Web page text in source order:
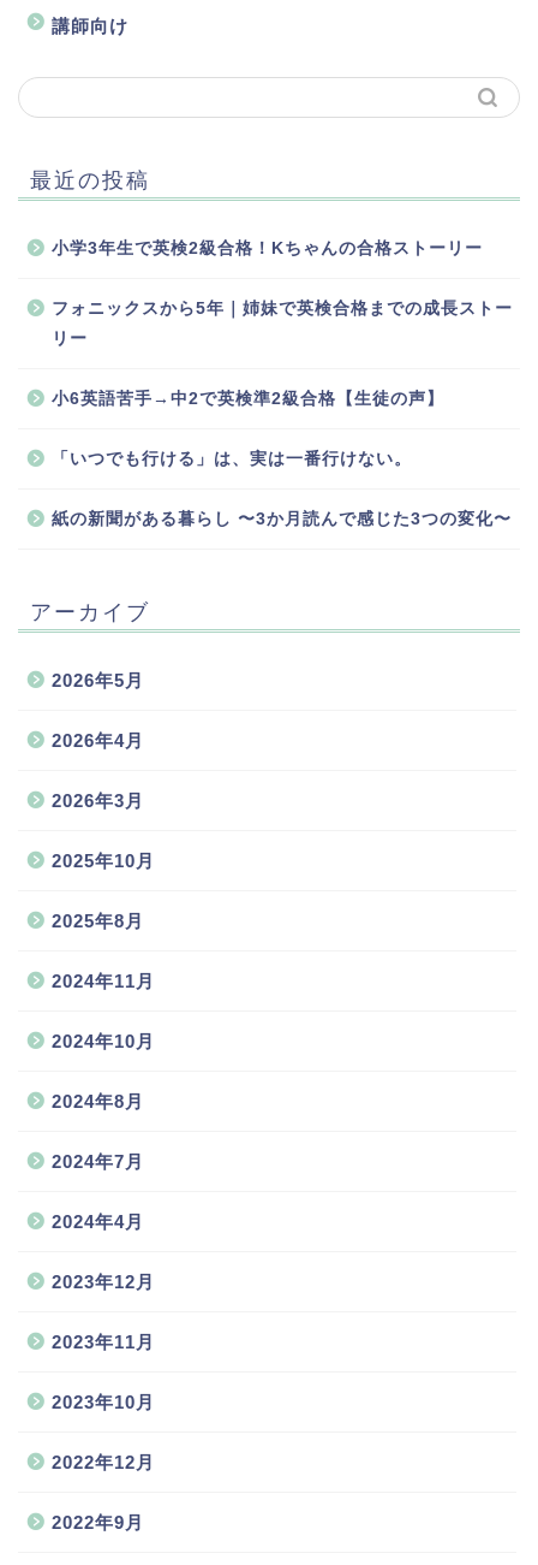
講師向け
最近の投稿
小学3年生で英検2級合格！Kちゃんの合格ストーリー
フォニックスから5年｜姉妹で英検合格までの成長ストー
リー
小6英語苦手→中2で英検準2級合格【生徒の声】
「いつでも行ける」は、実は一番行けない。
紙の新聞がある暮らし 〜3か月読んで感じた3つの変化〜
アーカイブ
2026年5月
2026年4月
2026年3月
2025年10月
2025年8月
2024年11月
2024年10月
2024年8月
2024年7月
2024年4月
2023年12月
2023年11月
2023年10月
2022年12月
2022年9月